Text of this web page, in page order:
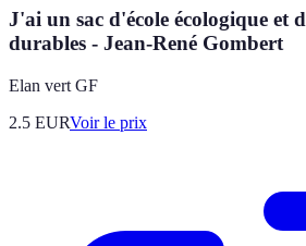
J'ai un sac d'école écologique et
durables - Jean-René Gombert
Elan vert GF
2.5 EURVoir le prix